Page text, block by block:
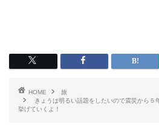
HOME
旅
きょうは明るい話題をしたいので震災から５
挙げていくよ！